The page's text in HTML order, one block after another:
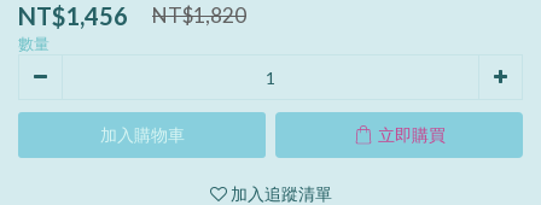
NT$1,456 NT$1,820
數量
加入購物車 立即購買
加入追蹤清單